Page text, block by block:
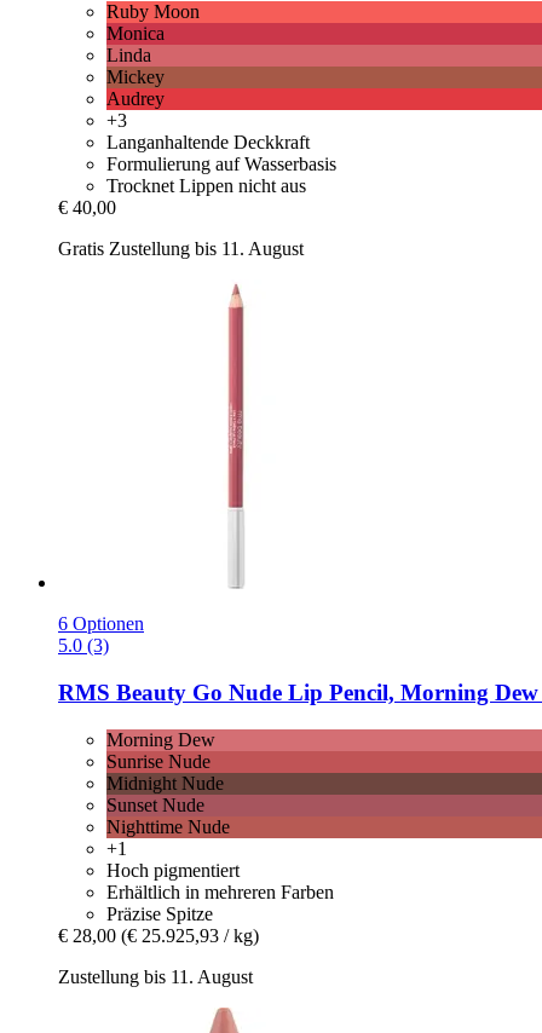
Ruby Moon
Monica
Linda
Mickey
Audrey
+3
Langanhaltende Deckkraft
Formulierung auf Wasserbasis
Trocknet Lippen nicht aus
€ 40,00
Gratis Zustellung bis 11. August
6 Optionen
5.0 (3)
RMS Beauty Go Nude Lip Pencil, Morning Dew
Morning Dew
Sunrise Nude
Midnight Nude
Sunset Nude
Nighttime Nude
+1
Hoch pigmentiert
Erhältlich in mehreren Farben
Präzise Spitze
€ 28,00 (€ 25.925,93 / kg)
Zustellung bis 11. August